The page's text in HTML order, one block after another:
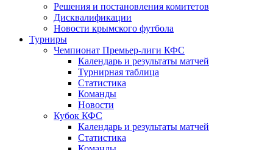
Решения и постановления комитетов
Дисквалификации
Новости крымского футбола
Турниры
Чемпионат Премьер-лиги КФС
Календарь и результаты матчей
Турнирная таблица
Статистика
Команды
Новости
Кубок КФС
Календарь и результаты матчей
Статистика